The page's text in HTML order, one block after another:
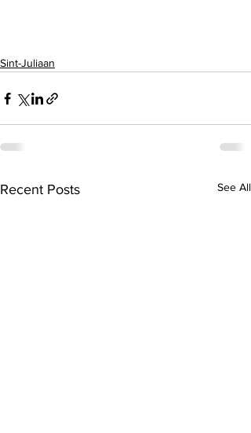
Sint-Juliaan
Recent Posts See All